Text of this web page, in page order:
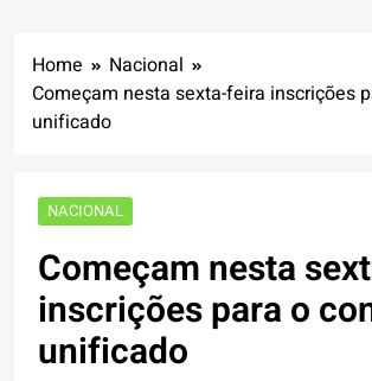
Home
Nacional
Começam nesta sexta-feira inscrições
unificado
NACIONAL
Começam nesta
inscrições para o
unificado